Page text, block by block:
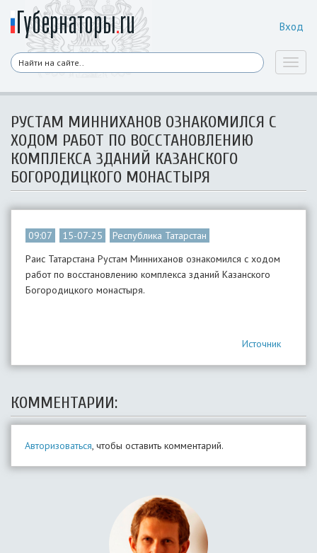
Вход
РУСТАМ МИННИХАНОВ ОЗНАКОМИЛСЯ С
ХОДОМ РАБОТ ПО ВОССТАНОВЛЕНИЮ
КОМПЛЕКСА ЗДАНИЙ КАЗАНСКОГО
БОГОРОДИЦКОГО МОНАСТЫРЯ
09:07 15-07-25
Республика Татарстан
Раис Татарстана Рустам Минниханов ознакомился с ходом
работ по восстановлению комплекса зданий Казанского
Богородицкого монастыря.
Источник
КОММЕНТАРИИ:
Авторизоваться, чтобы оставить комментарий.